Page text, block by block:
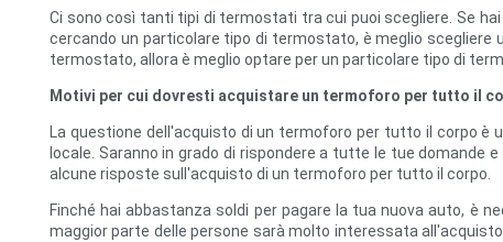
Ci sono così tanti tipi di termostati tra cui puoi scegliere. Se
cercando un particolare tipo di termostato, è meglio
termostato, allora è meglio optare per un particolare tipo di
Motivi per cui dovresti acquistare un termoforo per tutto il
La questione dell'acquisto di un termoforo per tutto il corpo è
locale. Saranno in grado di rispondere a tutte le tue
alcune risposte sull'acquisto di un termoforo per tutto il corpo.
Finché hai abbastanza soldi per pagare la tua nuova auto, è
maggior parte delle persone sarà molto interessata